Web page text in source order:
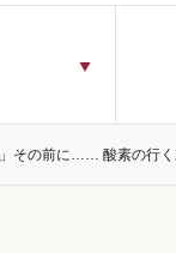
その前に…… 酸素の行く